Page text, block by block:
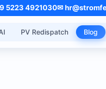
5223 4921030✉
PV Redispatch Blog